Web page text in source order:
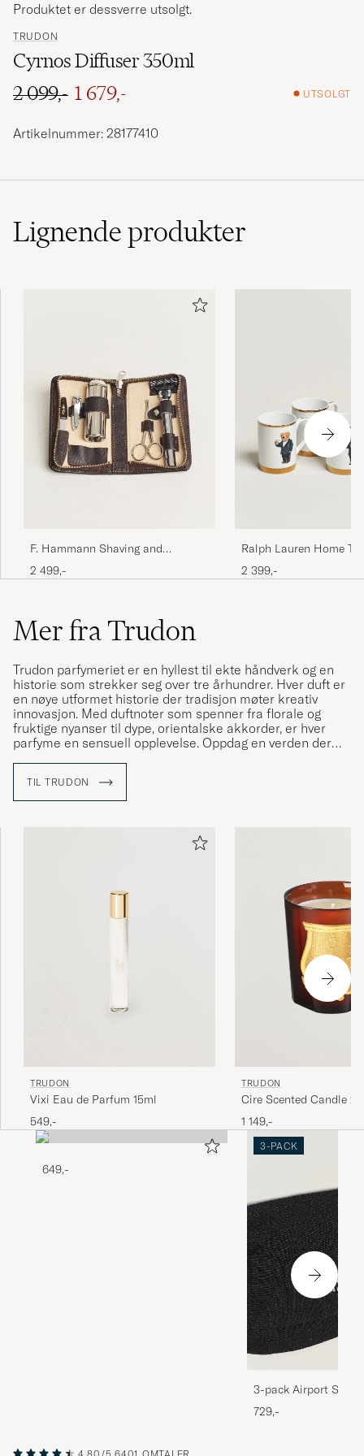
TRUDON
Cyrnos Diffuser 350ml
Ordinær pris
2 099,-
Nedsatt pris
1 679,- UTSOLGT
Produktet er dessverre utsolgt.
Artikelnummer: 28177410
Lignendeprodukter
F. Hammann Shaving and
Manicure Set Dark Brown
2 499,-
Ralph Lauren Home
Bear Porcelain Mug
White/Gold
2 399,-
Mer fra Trudon
Trudon parfymeriet er en hyllest til ekte håndverk og en
historie som strekker seg over tre århundrer. Hver duft er
en nøye utformet historie der tradisjon møter kreativ
innovasjon. Med duftnoter som spenner fra florale og
fruktige nyanser til dype, orientalske akkorder, er hver
parfyme en sensuell opplevelse. Oppdag en verden der
TIL TRUDON
TRUDON
Vixi Eau de Parfum 15ml
549,-
TRUDON
Cire Scented Candle
1 149,-
649,-
3-PACK
3-pack Airport
Melange
729,-